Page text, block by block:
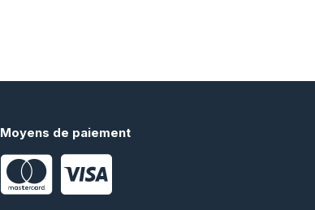
Moyens de paiement